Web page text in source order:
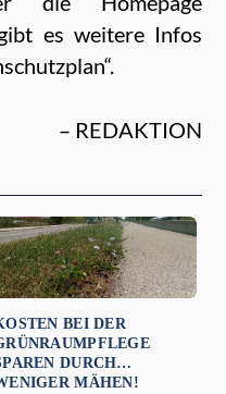
es weitere Infos
– REDAKTION
BEI DER
DURCH
MÄHEN!